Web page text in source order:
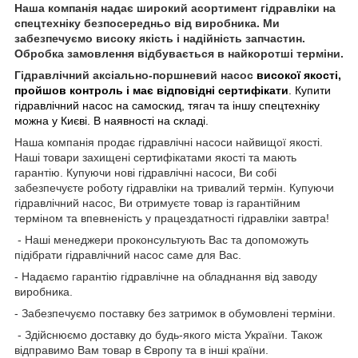
Наша компанія надає широкий асортимент гідравліки на
спецтехніку безпосередньо від виробника. Ми
забезпечуємо високу якість і надійність запчастин.
Обробка замовлення відбувається в найкоротші терміни.
Гідравлічний аксіально-поршневий насос високої якості,
пройшов контроль і має відповідні сертифікати . Купити
гідравлічний насос на самоскид, тягач та іншу спецтехніку
можна у Києві. В наявності на складі.
Наша компанія продає гідравлічні насоси найвищої якості.
Наші товари захищені сертифікатами якості та мають
гарантію. Купуючи нові гідравлічні насоси, Ви собі
забезпечуєте роботу гідравліки на тривалий термін. Купуючи
гідравлічний насос, Ви отримуєте товар із гарантійним
терміном та впевненість у працездатності гідравліки завтра!
- Наші менеджери проконсультують Вас та допоможуть
підібрати гідравлічний насос саме для Вас.
- Надаємо гарантію гідравлічне на обладнання від заводу
виробника.
- Забезпечуємо поставку без затримок в обумовлені терміни.
- Здійснюємо доставку до будь-якого міста України. Також
відправимо Вам товар в Європу та в інші країни.